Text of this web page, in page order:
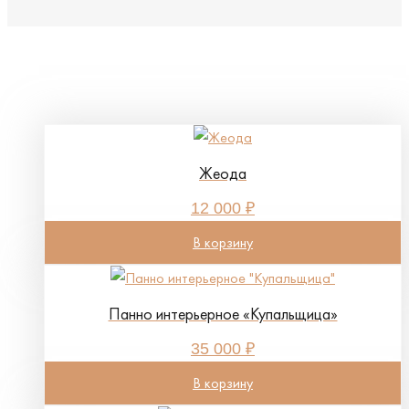
Жеода
12 000 ₽
В корзину
Панно интерьерное «Купальщица»
35 000 ₽
В корзину